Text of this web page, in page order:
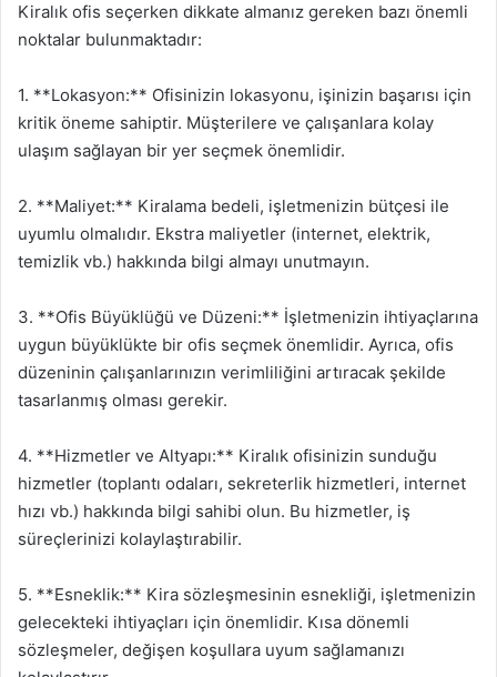
Kiralık ofis seçerken dikkate almanız gereken bazı önemli
noktalar bulunmaktadır:
1. **Lokasyon:** Ofisinizin lokasyonu, işinizin başarısı için
kritik öneme sahiptir. Müşterilere ve çalışanlara kolay
ulaşım sağlayan bir yer seçmek önemlidir.
2. **Maliyet:** Kiralama bedeli, işletmenizin bütçesi ile
uyumlu olmalıdır. Ekstra maliyetler (internet, elektrik,
temizlik vb.) hakkında bilgi almayı unutmayın.
3. **Ofis Büyüklüğü ve Düzeni:** İşletmenizin ihtiyaçlarına
uygun büyüklükte bir ofis seçmek önemlidir. Ayrıca, ofis
düzeninin çalışanlarınızın verimliliğini artıracak şekilde
tasarlanmış olması gerekir.
4. **Hizmetler ve Altyapı:** Kiralık ofisinizin sunduğu
hizmetler (toplantı odaları, sekreterlik hizmetleri, internet
hızı vb.) hakkında bilgi sahibi olun. Bu hizmetler, iş
süreçlerinizi kolaylaştırabilir.
5. **Esneklik:** Kira sözleşmesinin esnekliği, işletmenizin
gelecekteki ihtiyaçları için önemlidir. Kısa dönemli
sözleşmeler, değişen koşullara uyum sağlamanızı